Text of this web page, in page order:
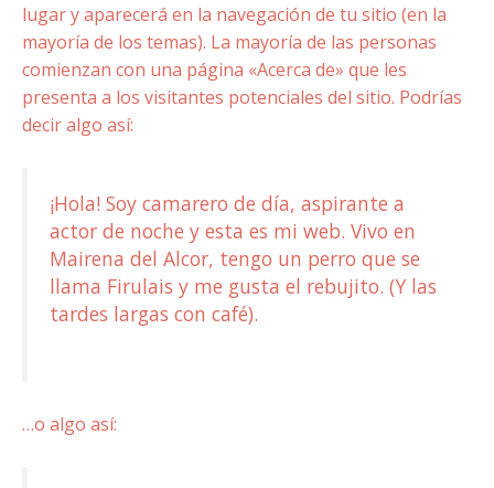
lugar y aparecerá en la navegación de tu sitio (en la
mayoría de los temas). La mayoría de las personas
comienzan con una página «Acerca de» que les
presenta a los visitantes potenciales del sitio. Podrías
decir algo así:
¡Hola! Soy camarero de día, aspirante a
actor de noche y esta es mi web. Vivo en
Mairena del Alcor, tengo un perro que se
llama Firulais y me gusta el rebujito. (Y las
tardes largas con café).
…o algo así: